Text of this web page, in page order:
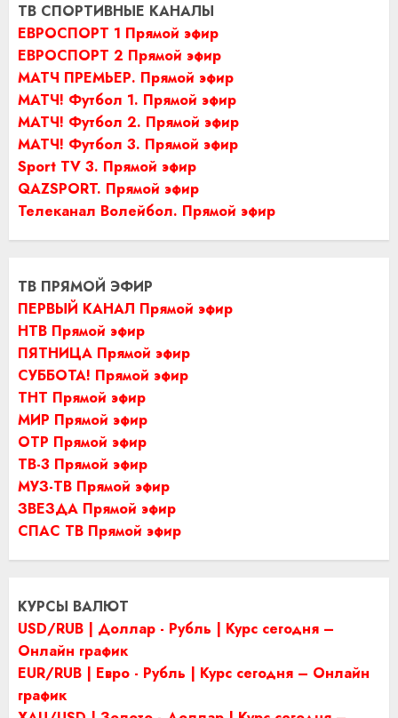
ТВ СПОРТИВНЫЕ КАНАЛЫ
ЕВРОСПОРТ 1 Прямой эфир
ЕВРОСПОРТ 2 Прямой эфир
МАТЧ ПРЕМЬЕР. Прямой эфир
МАТЧ! Футбол 1. Прямой эфир
МАТЧ! Футбол 2. Прямой эфир
МАТЧ! Футбол 3. Прямой эфир
Sport TV 3. Прямой эфир
QAZSPORT. Прямой эфир
Телеканал Волейбол. Прямой эфир
ТВ ПРЯМОЙ ЭФИР
ПЕРВЫЙ КАНАЛ Прямой эфир
НТВ Прямой эфир
ПЯТНИЦА Прямой эфир
СУББОТА! Прямой эфир
ТНТ Прямой эфир
МИР Прямой эфир
ОТР Прямой эфир
ТВ-3 Прямой эфир
МУЗ-ТВ Прямой эфир
ЗВЕЗДА Прямой эфир
СПАС ТВ Прямой эфир
КУРСЫ ВАЛЮТ
USD/RUB | Доллар - Рубль | Курс сегодня –
Онлайн график
EUR/RUB | Евро - Рубль | Курс сегодня – Онлайн
график